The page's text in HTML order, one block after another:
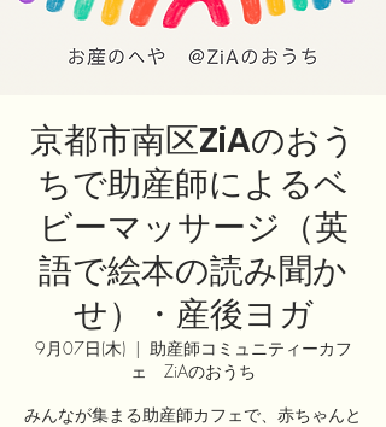
京都市南区ZiAのおう
ちで助産師によるベ
ビーマッサージ（英
語で絵本の読み聞か
せ）・産後ヨガ
9月07日(木)
  |
助産師コミュニティーカフ
ェ ZiAのおうち
みんなが集まる助産師カフェで、赤ちゃんと